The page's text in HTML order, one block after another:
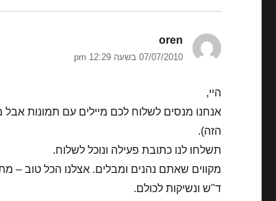
oren
07/07/2010 בשעה 12:29 pm
היי,
אנחנו מנסים לשלוח לכם מיילים עם תמונות
הזה).
תשלחו לנו כתובת פעילה ונוכל לשלוח.
מקווים שאתם נהנים ומבלים. אצלנו הכל טוב –
ד"ש ונשיקות לכולם.